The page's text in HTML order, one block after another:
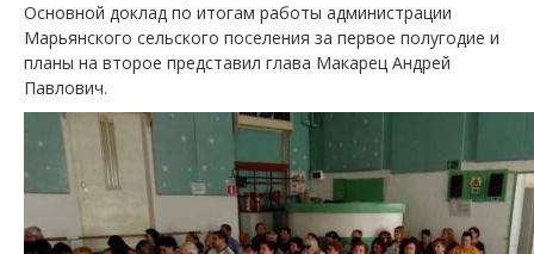
Основной доклад по итогам работы администрации
Марьянского сельского поселения за первое полугодие и
планы на второе представил глава Макарец Андрей
Павлович.